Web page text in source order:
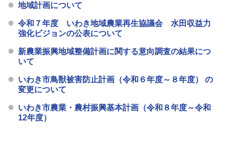
地域計画について
令和７年度 いわき地域農業再生協議会 水田収益力
強化ビジョンの公表について
新農業振興地域整備計画に関する意向調査の結果につ
いて
いわき市鳥獣被害防止計画（令和６年度～８年度） の
変更について
いわき市農業・農村振興基本計画（令和８年度～令和
12年度）